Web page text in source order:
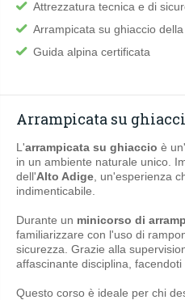
Attrezzatura tecnica e di
Arrampicata su ghiaccio
Guida alpina certificata
Arrampicata su
L'arrampicata su ghiaccio è
in un ambiente naturale unico.
dell'Alto Adige , un'esperienza
indimenticabile.
Durante un minicorso di
familiarizzare con l'uso di
sicurezza. Grazie alla
affascinante disciplina,
Questo corso è ideale per chi